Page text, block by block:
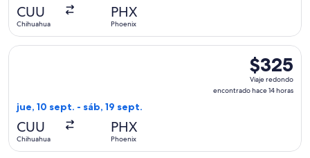
CUU
Chihuahua
PHX
Phoenix
$325
Viaje
redondo,
$325
Viaje redondo
encontrado hace 14 horas
jue, 10 sept. - sáb, 19 sept.
CUU
Chihuahua
PHX
Phoenix
Seleccionar vuelo de Frontier Airlines, con salida el jue, 10